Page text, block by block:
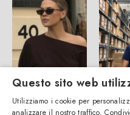
Questo sito web
Utilizziamo i cookie per
analizzare il nostro traffico.